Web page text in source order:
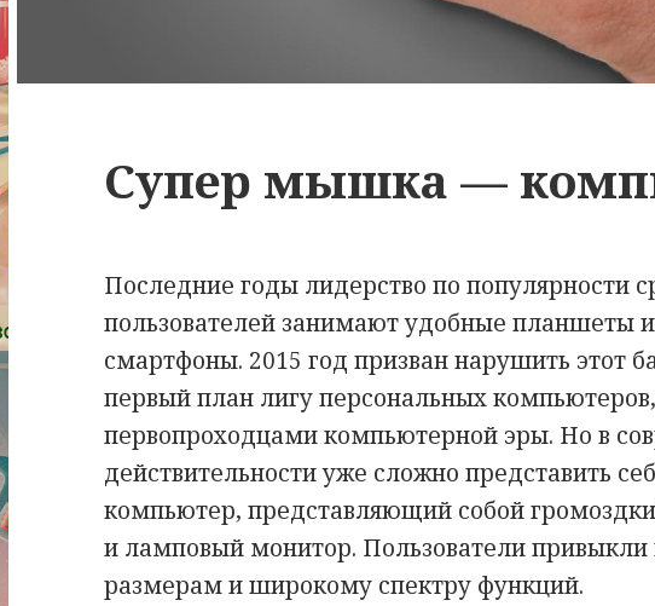
Супер мышка —
Последние годы лидерство по популярности
пользователей занимают удобные планшеты
смартфоны. 2015 год призван нарушить этот
первый план лигу персональных
первопроходцами компьютерной эры. Но в
действительности уже сложно представить
компьютер, представляющий собой
и ламповый монитор. Пользователи
размерам и широкому спектру функций.